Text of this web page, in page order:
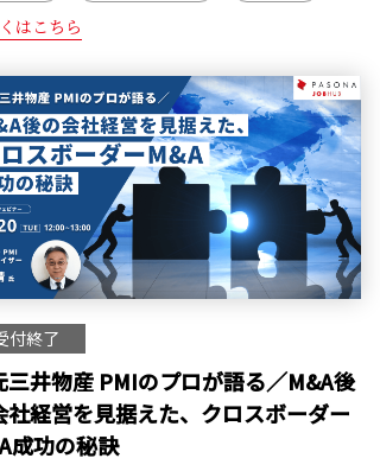
はこちら
付終了
三井物産 PMIのプロが語る／M&A後
社経営を見据えた、クロスボーダー
成功の秘訣